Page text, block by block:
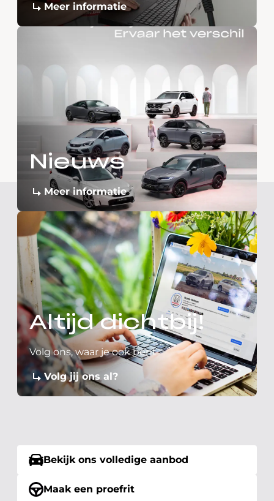
Meer informatie
Nieuws
Meer informatie
Altijd dichtbij!
Volg ons, waar je ook bent
Volg jij ons al?
Bekijk ons volledige aanbod
Maak een proefrit